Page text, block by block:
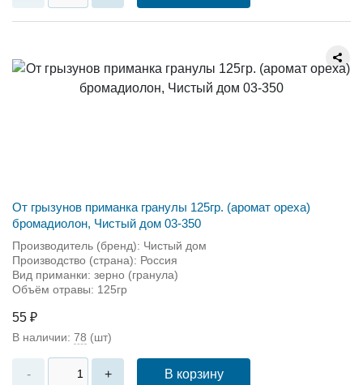
От грызунов приманка гранулы 125гр. (аромат ореха)
бромадиолон, Чистый дом 03-350
Производитель (бренд): Чистый дом
Производство (страна): Россия
Вид приманки: зерно (гранула)
Объём отравы: 125гр
55 ₽
В наличии: 78 (шт)
- + В корзину